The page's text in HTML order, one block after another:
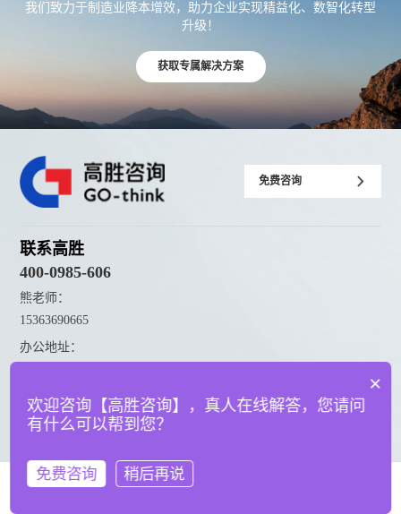
我们致力于制造业降本增效，助力企业实现精益化、数智化转型
升级！
获取专属解决方案
免费咨询
联系高胜
400-0985-606
熊老师：
15363690665
办公地址：
友情链接：
mes系统
精工智能（点击了解 智能工厂规划 更多资讯）
资料下载
×
欢迎咨询【高胜咨询】，真人在线解答，您请问
有什么可以帮到您？
免费咨询 稍后再说
在线咨询